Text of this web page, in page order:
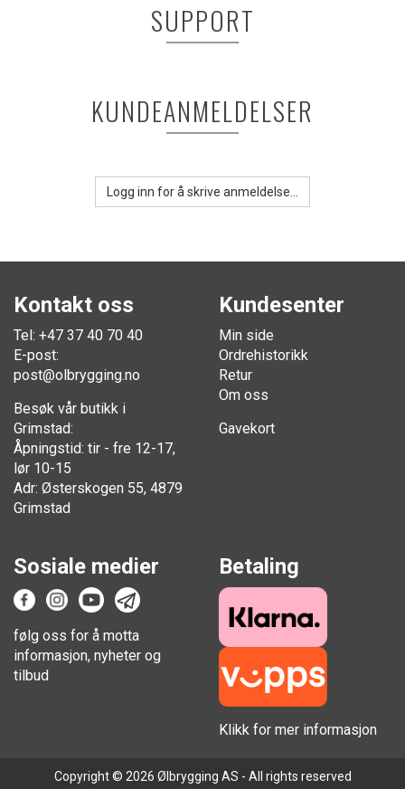
SUPPORT
KUNDEANMELDELSER
Logg inn for å skrive anmeldelse...
Kontakt oss
Tel: +47 37 40 70 40
E-post:
post@olbrygging.no
Besøk vår butikk i
Grimstad:
Åpningstid: tir - fre 12-17,
lør 10-15
Adr: Østerskogen 55, 4879
Grimstad
Kundesenter
Min side
Ordrehistorikk
Retur
Om oss
Gavekort
Sosiale medier
følg oss for å motta
informasjon, nyheter og
tilbud
Betaling
Klikk for mer informasjon
Copyright © 2026 Ølbrygging AS - All rights reserved